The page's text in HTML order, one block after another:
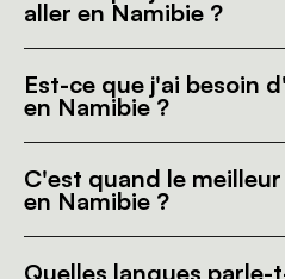
aller en Namibie ?
Est-ce que j'ai besoin
en Namibie ?
C'est quand le
en Namibie ?
Quelles langues parle-